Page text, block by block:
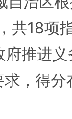
共18项
推进
求，得